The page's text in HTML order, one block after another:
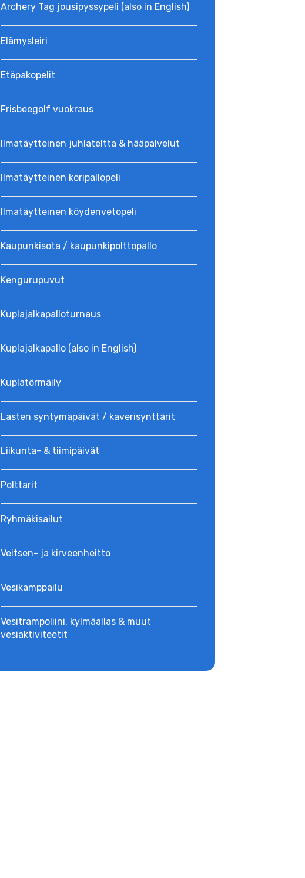
Archery Tag jousipyssypeli (also in English)
Elämysleiri
Etäpakopelit
Frisbeegolf vuokraus
Ilmatäytteinen juhlateltta & hääpalvelut
Ilmatäytteinen koripallopeli
Ilmatäytteinen köydenvetopeli
Kaupunkisota / kaupunkipolttopallo
Kengurupuvut
Kuplajalka­palloturnaus
Kuplajalkapallo (also in English)
Kuplatörmäily
Lasten syntymäpäivät / kaverisynttärit
Liikunta- & tiimipäivät
Polttarit
Ryhmäkisailut
Veitsen- ja kirveenheitto
Vesikamppailu
Vesitrampoliini, kylmäallas & muut
vesiaktiviteetit